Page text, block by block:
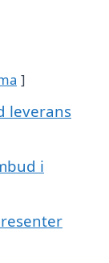
leverans
i